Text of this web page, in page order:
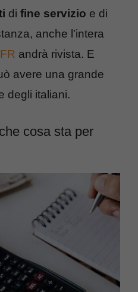
di fine servizio e di
anche l’intera
andrà rivista. E
avere una grande
degli italiani.
cosa sta per